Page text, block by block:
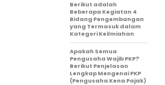
Berikut adalah
Beberapa Kegiatan 4
Bidang Pengembangan
yang Termasuk dalam
Kategori Keilmiahan
Apakah Semua
Pengusaha Wajib PKP?
Berikut Penjelasan
Lengkap Mengenai PKP
(Pengusaha Kena Pajak)